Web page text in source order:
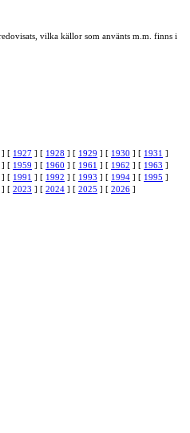
vilka källor som använts m.m. finns i
] [ 1927 ] [ 1928 ] [ 1929 ] [ 1930 ] [ 1931 ]
] [ 1959 ] [ 1960 ] [ 1961 ] [ 1962 ] [ 1963 ]
] [ 1991 ] [ 1992 ] [ 1993 ] [ 1994 ] [ 1995 ]
] [ 2023 ] [ 2024 ] [ 2025 ] [ 2026 ]